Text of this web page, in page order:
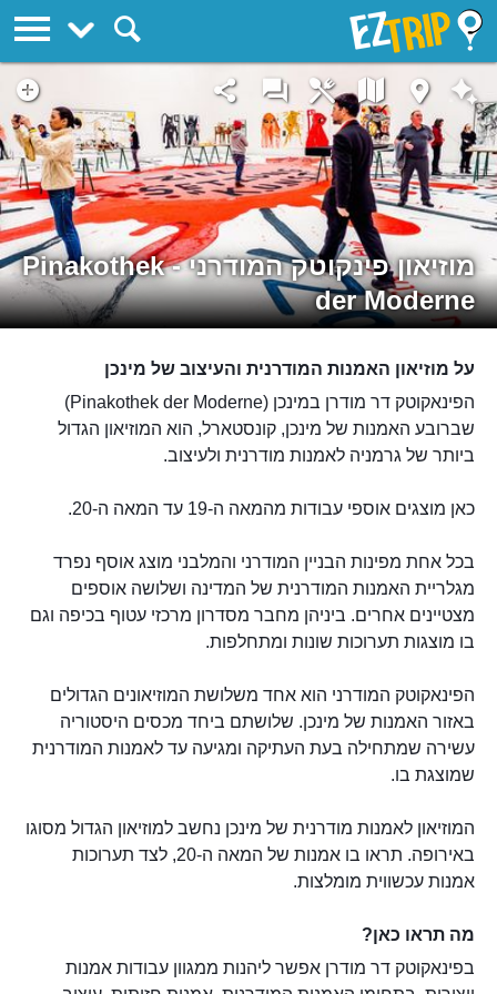
מוזיאון פינקוטק המודרני - Pinakothek
der Moderne
על מוזיאון האמנות המודרנית והעיצוב של מינכן
הפינאקוטק דר מודרן במינכן (Pinakothek der Moderne)
שברובע האמנות של מינכן, קונסטארל, הוא המוזיאון הגדול
ביותר של גרמניה לאמנות מודרנית ולעיצוב.
כאן מוצגים אוספי עבודות מהמאה ה-19 עד המאה ה-20.
בכל אחת מפינות הבניין המודרני והמלבני מוצג אוסף נפרד
מגלריית האמנות המודרנית של המדינה ושלושה אוספים
מצטיינים אחרים. ביניהן מחבר מסדרון מרכזי עטוף בכיפה וגם
בו מוצגות תערוכות שונות ומתחלפות.
הפינאקוטק המודרני הוא אחד משלושת המוזיאונים הגדולים
באזור האמנות של מינכן. שלושתם ביחד מכסים היסטוריה
עשירה שמתחילה בעת העתיקה ומגיעה עד לאמנות המודרנית
שמוצגת בו.
המוזיאון לאמנות מודרנית של מינכן נחשב למוזיאון הגדול מסוגו
באירופה. תראו בו אמנות של המאה ה-20, לצד תערוכות
אמנות עכשווית מומלצות.
מה תראו כאן?
בפינאקוטק דר מודרן אפשר ליהנות ממגוון עבודות אמנות
EZTrip